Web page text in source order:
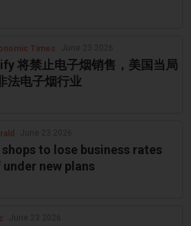
Times
将禁止电子烟销售，美国当局
法电子烟行业
shops to lose business rates
new plans